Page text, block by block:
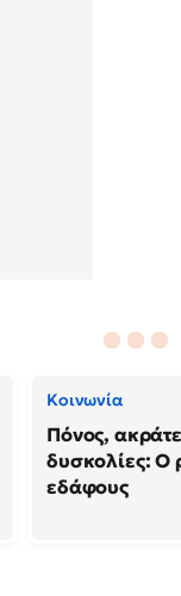
Κοινωνία
Πόνος,
δυσκολίες: Ο
εδάφους